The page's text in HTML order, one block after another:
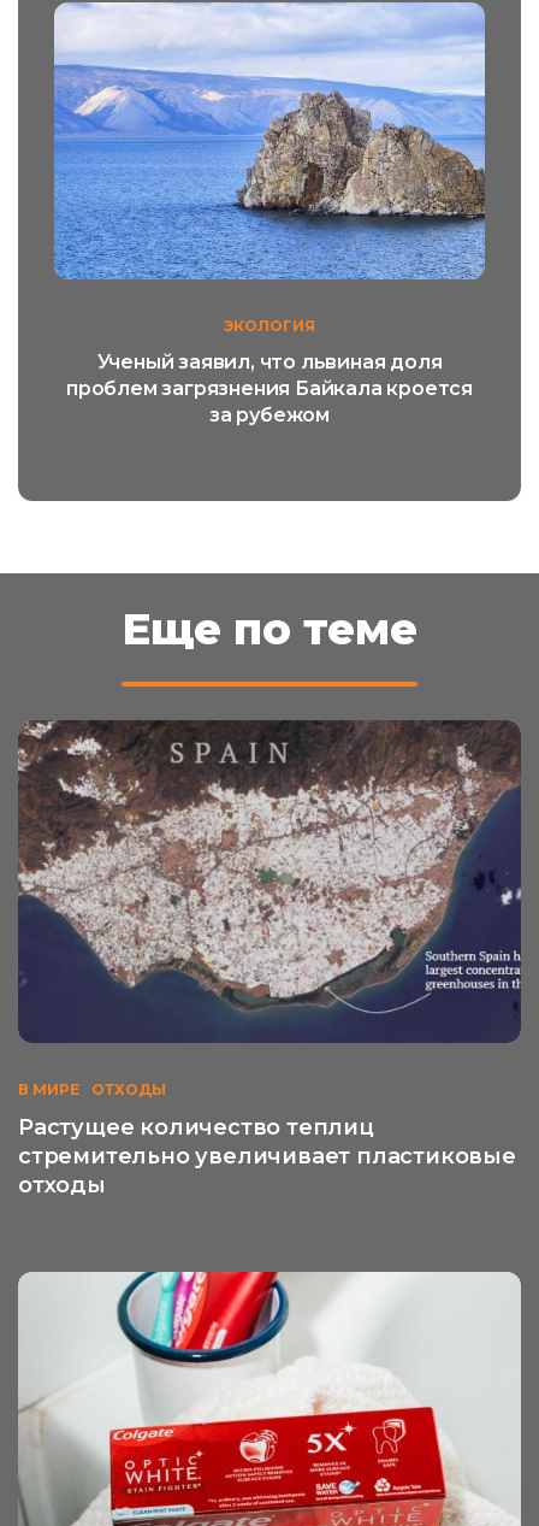
ЭКОЛОГИЯ
Ученый заявил, что львиная доля
проблем загрязнения Байкала кроется
за рубежом
Еще по теме
В МИРЕ ОТХОДЫ
Растущее количество теплиц
стремительно увеличивает пластиковые
отходы